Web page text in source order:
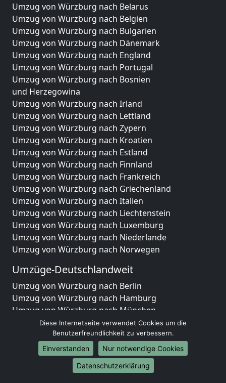
Umzug von Würzburg nach Belarus
Umzug von Würzburg nach Belgien
Umzug von Würzburg nach Bulgarien
Umzug von Würzburg nach Dänemark
Umzug von Würzburg nach England
Umzug von Würzburg nach Portugal
Umzug von Würzburg nach Bosnien
und Herzegowina
Umzug von Würzburg nach Irland
Umzug von Würzburg nach Lettland
Umzug von Würzburg nach Zypern
Umzug von Würzburg nach Kroatien
Umzug von Würzburg nach Estland
Umzug von Würzburg nach Finnland
Umzug von Würzburg nach Frankreich
Umzug von Würzburg nach Griechenland
Umzug von Würzburg nach Italien
Umzug von Würzburg nach Liechtenstein
Umzug von Würzburg nach Luxemburg
Umzug von Würzburg nach Niederlande
Umzug von Würzburg nach Norwegen
Umzüge-Deutschlandweit
Umzug von Würzburg nach Berlin
Umzug von Würzburg nach Hamburg
Umzug von Würzburg nach München
Umzug von Würzburg nach Köln
Umzug von Würzburg nach Frankfurt am Main
Umzug von Würzburg nach Stuttgart
Umzug von Würzburg nach Düsseldorf
Umzug von Würzburg nach Leipzig
Diese Internetseite verwendet Cookies um die
Benutzerfreundlichkeit zu verbessern.
Einverstanden
Nur notwendige Cookies
Datenschutzerklärung